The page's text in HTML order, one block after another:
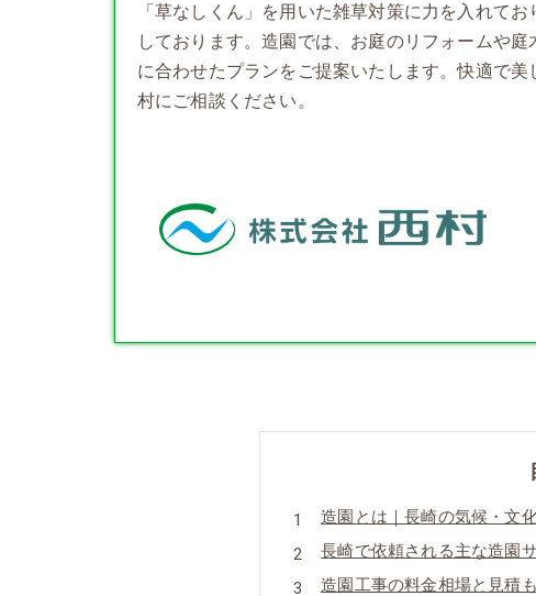
「草なしくん」を用いた雑草対策に力を入れて
しております。造園では、お庭のリフォームや
に合わせたプランをご提案いたします。快適で
村にご相談ください。
造園とは｜長崎の気候・文
長崎で依頼される主な造園
造園工事の料金相場と見積